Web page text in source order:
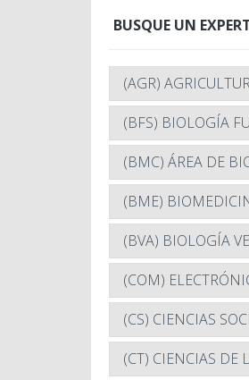
BUSQUE UN
(AGR)
(BFS) BIOLOGÍA
(BMC) ÁREA DE
(BME)
(BVA) BIOLOGÍA
(COM)
(CS) CIENCIAS
(CT) CIENCIAS DE